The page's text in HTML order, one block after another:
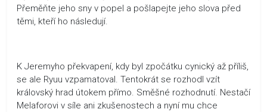
Přeměňte jeho sny v popel a pošlapejte jeho slova před
těmi, kteří ho následují.
K Jeremyho překvapení, kdy byl zpočátku cynický až příliš,
se ale Ryuu vzpamatoval. Tentokrát se rozhodl vzít
královský hrad útokem přímo. Směšné rozhodnutí. Nestačí
Melaforovi v síle ani zkušenostech a nyní mu chce